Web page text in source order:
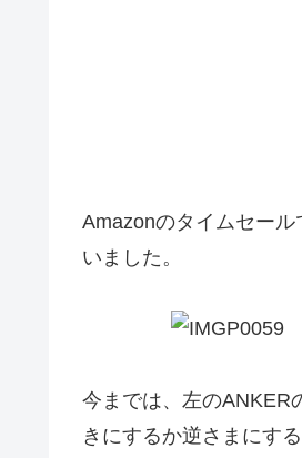
Amazonのタイムセー
いました。
今までは、左のANKER
きにするか逆さまにす